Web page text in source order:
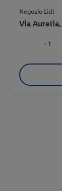
Negozio Lidl
Via
+ 1